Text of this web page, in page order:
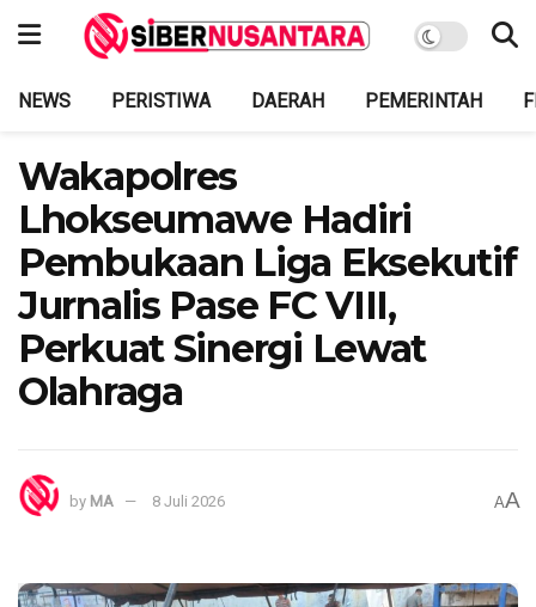
NEWS PERISTIWA DAERAH PEMERINTAH
Wakapolres
Lhokseumawe Hadiri
Pembukaan Liga Eksekutif
Jurnalis Pase FC VIII,
Perkuat Sinergi Lewat
Olahraga
by MA 8 Juli 2026 AA